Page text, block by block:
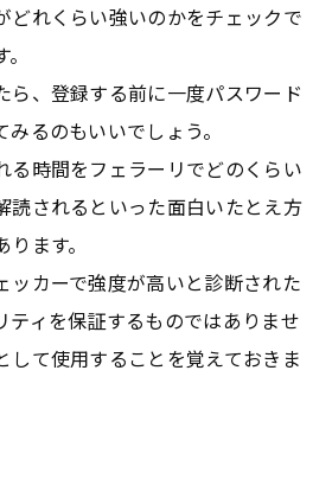
どれくらい強いのかをチェックで
ら、登録する前に一度パスワード
るのもいいでしょう。
る時間をフェラーリでどのくらい
読されるといった面白いたとえ方
ます。
ッカーで強度が高いと診断された
ティを保証するものではありませ
して使用することを覚えておきま